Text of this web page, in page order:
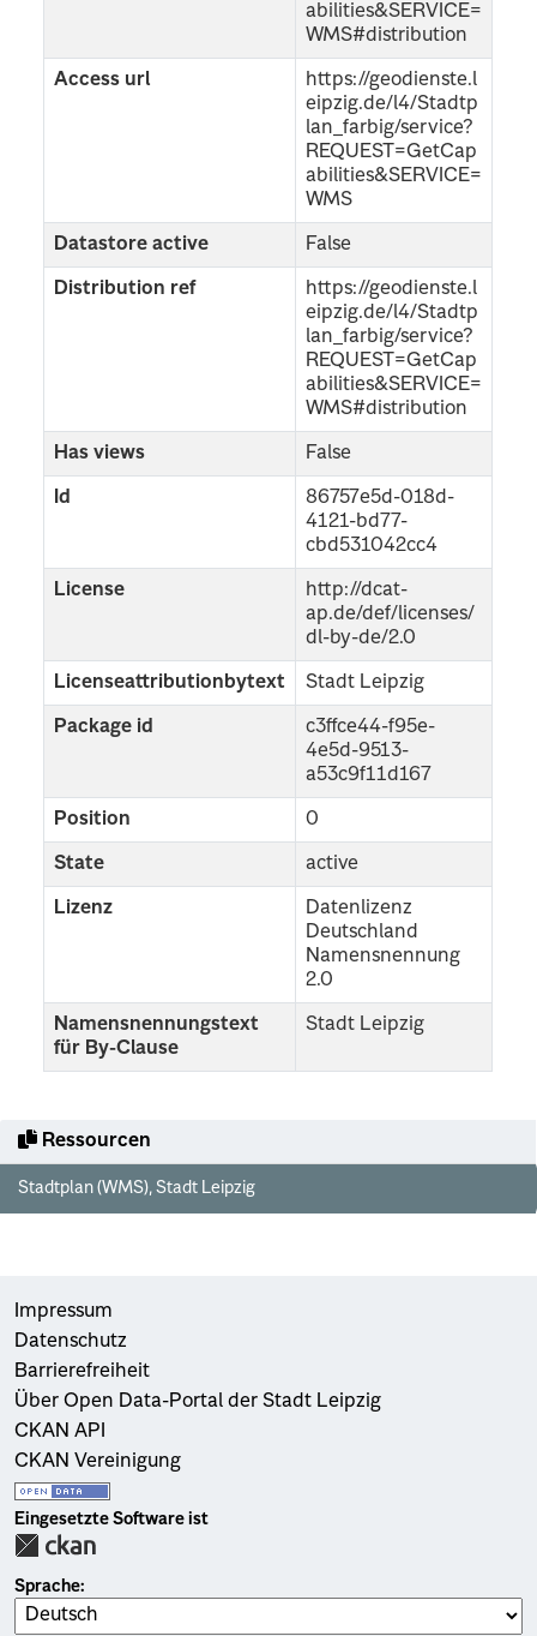
Ressourcen
Stadtplan (WMS), Stadt Leipzig
abilities&SERVICE=
WMS#distribution
Access url
https://geodienste.l
eipzig.de/l4/Stadtp
lan_farbig/service?
REQUEST=GetCap
abilities&SERVICE=
WMS
Datastore active False
Distribution ref
https://geodienste.l
eipzig.de/l4/Stadtp
lan_farbig/service?
REQUEST=GetCap
abilities&SERVICE=
WMS#distribution
Has views False
Id
86757e5d-018d-
4121-bd77-
cbd531042cc4
License
http://dcat-
ap.de/def/licenses/
dl-by-de/2.0
Licenseattributionbytext Stadt Leipzig
Package id
c3ffce44-f95e-
4e5d-9513-
a53c9f11d167
Position 0
State active
Lizenz
Datenlizenz
Deutschland
Namensnennung
2.0
Namensnennungstext
für By-Clause
Stadt Leipzig
Impressum
Datenschutz
Barrierefreiheit
Über Open Data-Portal der Stadt Leipzig
CKAN API
CKAN Vereinigung
Eingesetzte Software ist
Sprache